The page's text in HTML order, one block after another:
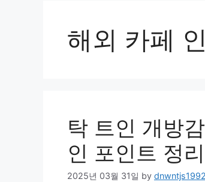
해외 카페
탁 트인 개방
인 포인트 정리
2025년 03월 31일 by dnwntjs1992